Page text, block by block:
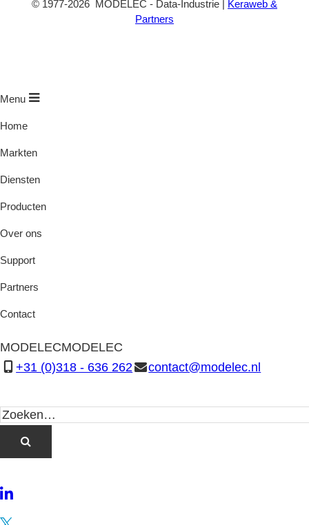
© 1977-2026 MODELEC - Data-Industrie | Keraweb &
Partners
Menu
Home
Markten
Diensten
Producten
Over ons
Support
Partners
Contact
MODELECMODELEC
+31 (0)318 - 636 262
contact@modelec.nl
LinkedIn